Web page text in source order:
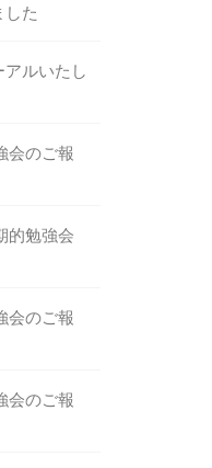
た
ルいたし
のご報
的勉強会
のご報
のご報